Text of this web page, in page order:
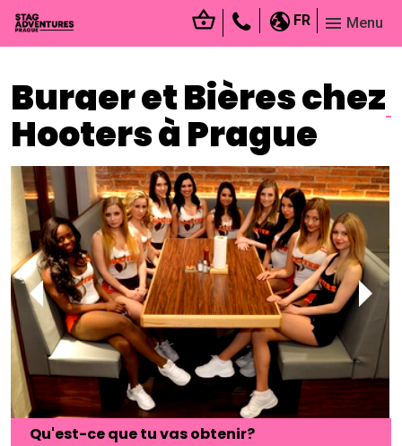
FR Menu
Burger et Bières chez
Hooters à Prague
Qu'est-ce que tu vas obtenir?